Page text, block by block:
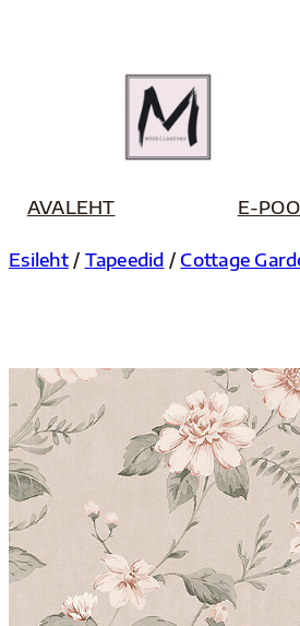
AVALEHT E-
Esileht/ Tapeedid / Cottage